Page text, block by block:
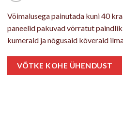
Võimalusega painutada kuni 40
paneelid pakuvad võrratut
kumeraid ja nõgusaid kõveraid
VÕTKE KOHE ÜHENDUST